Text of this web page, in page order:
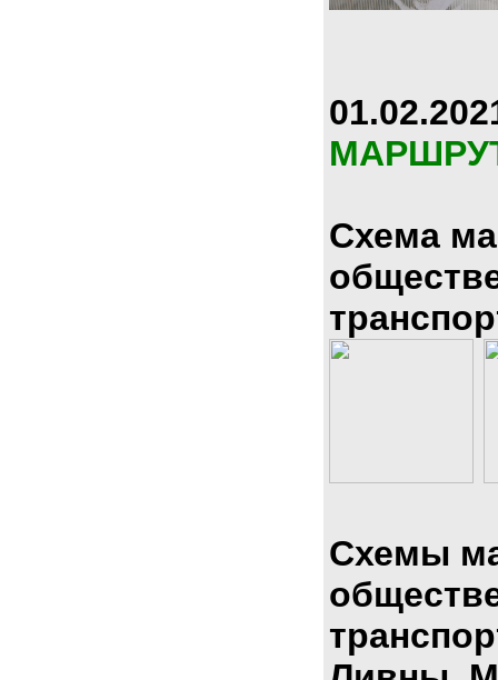
Схема
Схемы